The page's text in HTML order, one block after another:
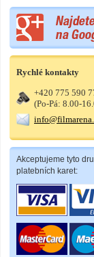
Rychlé kontakty
+420 775 590
(Po-Pá: 8.00-
Akceptujeme tyto
platebních karet: